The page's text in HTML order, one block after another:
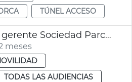
TÚNEL ACCESO
Nombramiento gerente Sociedad Parco Central València
meses
TODAS LAS AUDIENCIAS